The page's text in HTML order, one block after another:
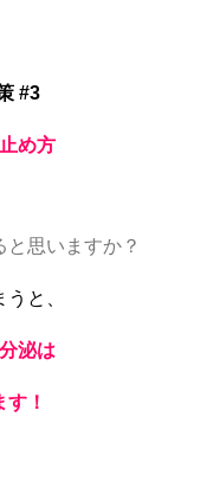
#3
め方
思いますか？
と、
泌は
！